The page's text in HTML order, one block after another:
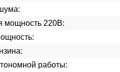
мощность 220В:
работы: